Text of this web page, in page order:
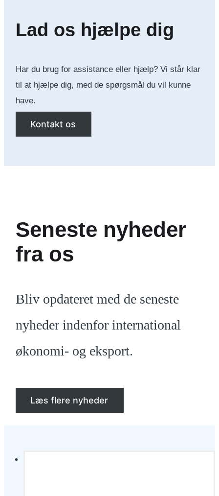
Lad os hjælpe dig
Har du brug for assistance eller hjælp? Vi står klar
til at hjælpe dig, med de spørgsmål du vil kunne
have.
Kontakt os
Seneste nyheder
fra os
Bliv opdateret med de seneste
nyheder indenfor international
økonomi- og eksport.
Læs flere nyheder